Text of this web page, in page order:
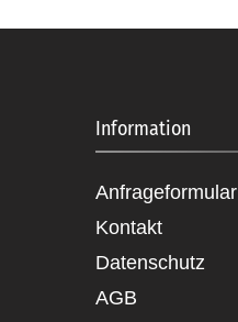
Information
Anfrageformular
Kontakt
Datenschutz
AGB